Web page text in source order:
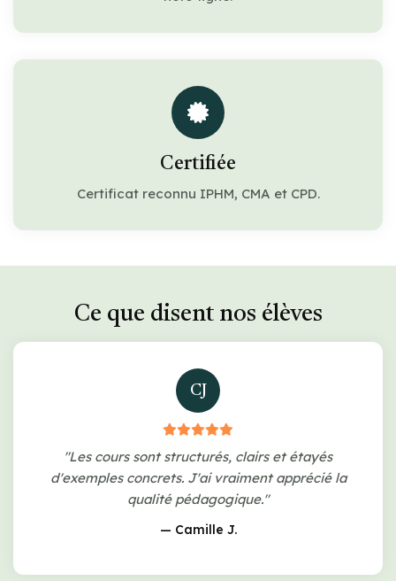
Certifiée
Certificat reconnu IPHM, CMA et CPD.
Ce que disent nos élèves
CJ
"Les cours sont structurés, clairs et étayés
d'exemples concrets. J'ai vraiment apprécié la
qualité pédagogique."
— Camille J.